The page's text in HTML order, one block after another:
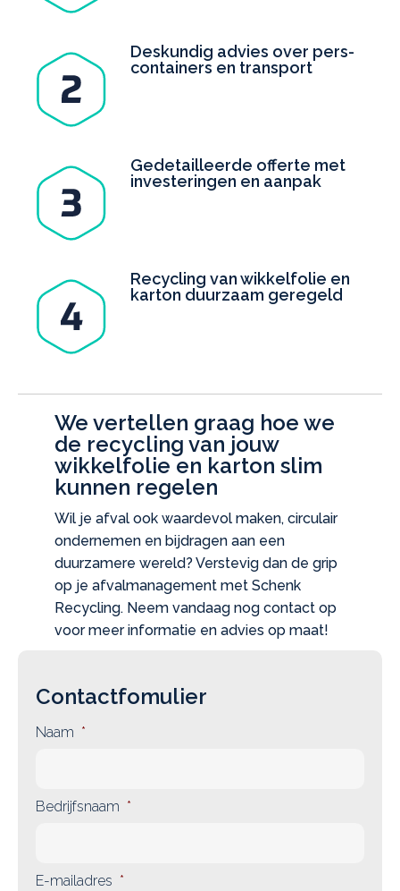
Deskundig advies over pers­
containers en transport
Gedetailleerde offerte met
investeringen en aanpak
Recycling van wikkelfolie en
karton duurzaam geregeld
We vertellen graag hoe we
de recycling van jouw
wikkelfolie en karton slim
kunnen regelen
Wil je afval ook waardevol maken, circulair
ondernemen en bijdragen aan een
duurzamere wereld? Verstevig dan de grip
op je afvalmanagement met Schenk
Recycling. Neem vandaag nog contact op
voor meer informatie en advies op maat!
Contactfomulier
Naam *
Bedrijfsnaam *
E-mailadres *